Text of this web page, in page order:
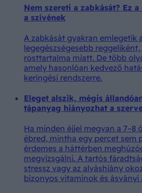
Nem szereti a zabkását? Ez
a szívének
A zabkását gyakran emlegetik
legegészségesebb
rosttartalma miatt. De több
amely hasonlóan kedvező
keringési rendszerre.
Eleget alszik, mégis
tápanyag hiányozhat a
Ha minden éjjel megvan a 7–8
ébred, mintha egy percet sem
érdemes a háttérben
megvizsgálni. A tartós
stressz vagy az alváshiány
bizonyos vitaminok és ásványi